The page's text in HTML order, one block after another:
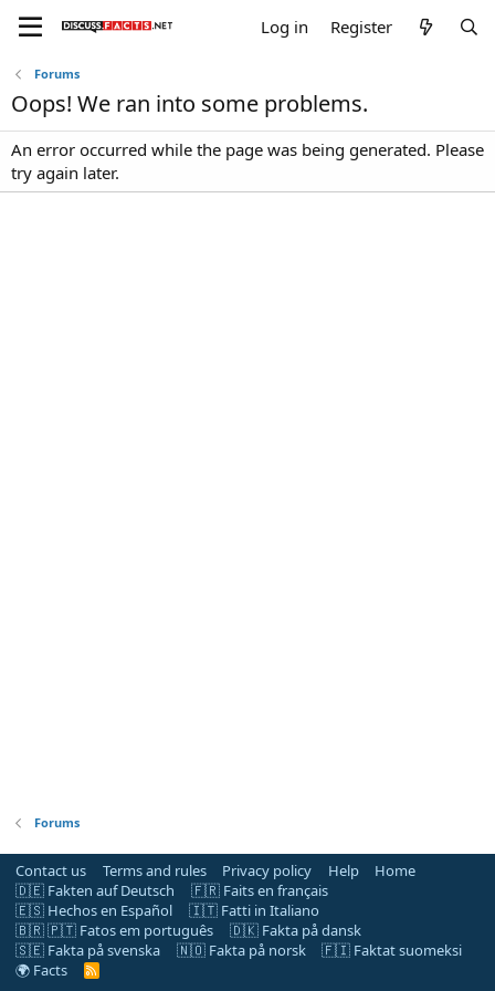
Log in Register
Forums
Oops! We ran into some problems.
An error occurred while the page was being generated. Please
try again later.
Forums
Contact us Terms and rules Privacy policy Help
Home
🇩🇪 Fakten auf Deutsch
🇫🇷 Faits en français
🇪🇸 Hechos en Español
🇮🇹 Fatti in Italiano
🇧🇷 🇵🇹 Fatos em português
🇩🇰 Fakta på dansk
🇸🇪 Fakta på svenska
🇳🇴 Fakta på norsk
🇫🇮 Faktat suomeksi
🌍 Facts
R